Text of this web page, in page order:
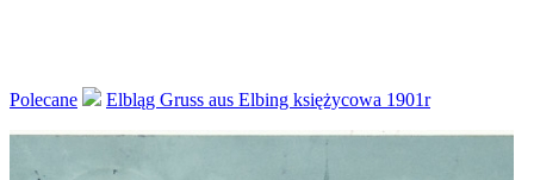
Polecane Elbląg Gruss aus Elbing księżycowa 1901r